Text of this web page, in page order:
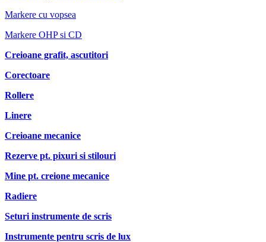
Markere cu vopsea
Markere OHP si CD
Creioane grafit, ascutitori
Corectoare
Rollere
Linere
Creioane mecanice
Rezerve pt. pixuri si stilouri
Mine pt. creione mecanice
Radiere
Seturi instrumente de scris
Instrumente pentru scris de lux